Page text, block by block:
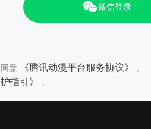
微信登录
同意 《腾讯动漫平台服务协议》
护指引》
。